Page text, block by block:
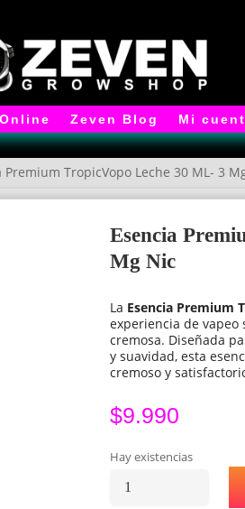
Zeven Blog Mi
Premium TropicVopo Leche 30 ML- 3
Esencia
Mg Nic
La Esencia Premium
experiencia de vapeo
cremosa. Diseñada
y suavidad, esta
cremoso y
$9.990
Hay existencias
Esencia